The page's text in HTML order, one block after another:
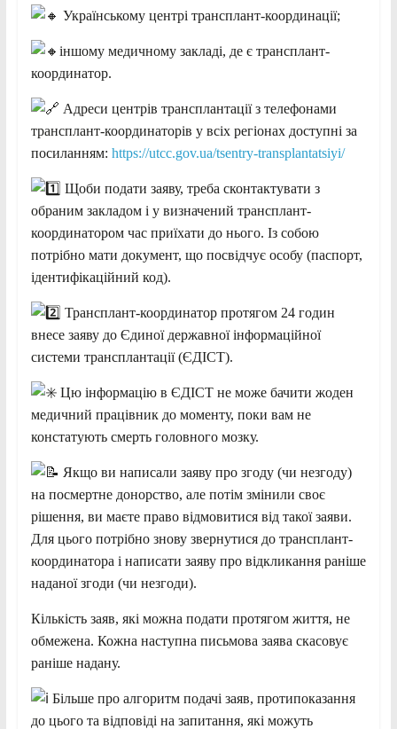
Українському центрі трансплант-координації;
іншому медичному закладі, де є трансплант-
координатор.
Адреси центрів трансплантації з телефонами
трансплант-координаторів у всіх регіонах доступні за
посиланням: https://utcc.gov.ua/tsentry-transplantatsiyi/
Щоби подати заяву, треба сконтактувати з
обраним закладом і у визначений трансплант-
координатором час приїхати до нього. Із собою
потрібно мати документ, що посвідчує особу (паспорт,
ідентифікаційний код).
Трансплант-координатор протягом 24 годин
внесе заяву до Єдиної державної інформаційної
системи трансплантації (ЄДІСТ).
Цю інформацію в ЄДІСТ не може бачити жоден
медичний працівник до моменту, поки вам не
констатують смерть головного мозку.
Якщо ви написали заяву про згоду (чи незгоду)
на посмертне донорство, але потім змінили своє
рішення, ви маєте право відмовитися від такої заяви.
Для цього потрібно знову звернутися до трансплант-
координатора і написати заяву про відкликання раніше
наданої згоди (чи незгоди).
Кількість заяв, які можна подати протягом життя, не
обмежена. Кожна наступна письмова заява скасовує
раніше надану.
Більше про алгоритм подачі заяв, протипоказання
до цього та відповіді на запитання, які можуть